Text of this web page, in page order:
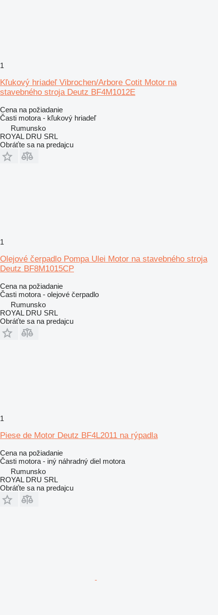
1
Kľukový hriadeľ Vibrochen/Arbore Cotit Motor na
stavebného stroja Deutz BF4M1012E
Cena na požiadanie
Časti motora - kľukový hriadeľ
Rumunsko
ROYAL DRU SRL
Obráťte sa na predajcu
1
Olejové čerpadlo Pompa Ulei Motor na stavebného stroja
Deutz BF8M1015CP
Cena na požiadanie
Časti motora - olejové čerpadlo
Rumunsko
ROYAL DRU SRL
Obráťte sa na predajcu
1
Piese de Motor Deutz BF4L2011 na rýpadla
Cena na požiadanie
Časti motora - iný náhradný diel motora
Rumunsko
ROYAL DRU SRL
Obráťte sa na predajcu